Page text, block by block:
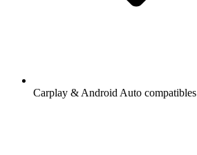
Carplay & Android Auto compatibles